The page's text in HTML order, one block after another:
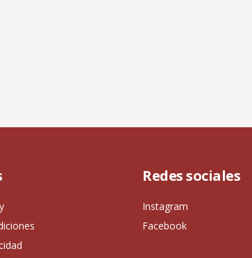
Redes sociales
Instagram
Facebook